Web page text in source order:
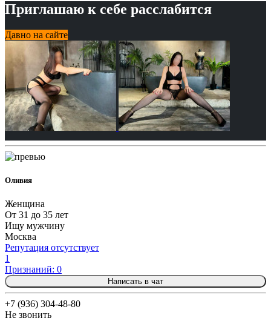
Приглашаю к себе расслабится
Давно на сайте
Оливия
Женщина
От 31 до 35 лет
Ищу мужчину
Москва
Репутация отсутствует
1
Признаний: 0
Написать в чат
+7 (936) 304-48-80
Не звонить